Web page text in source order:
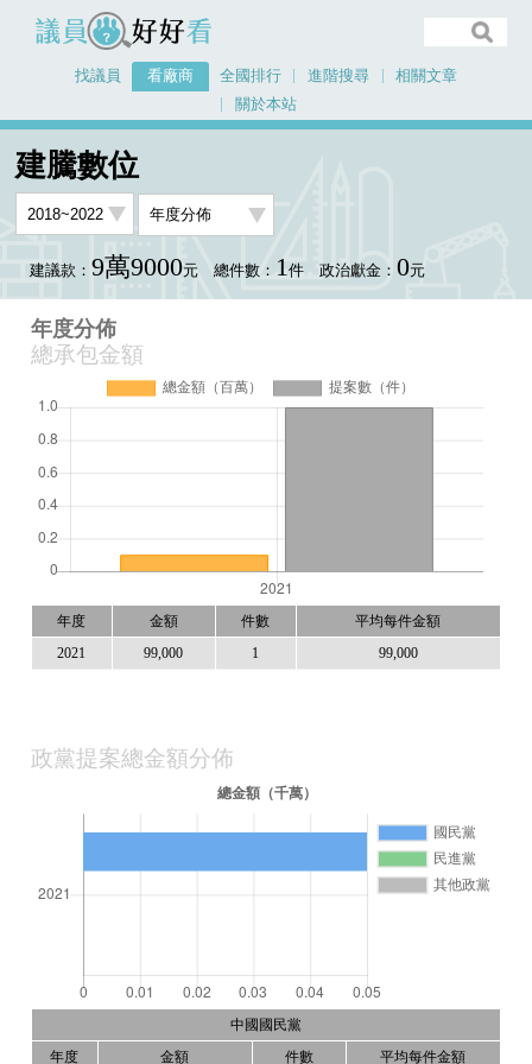
議員好好看
找議員 看廠商 全國排行 進階搜尋
相關文章
關於本站
建騰數位
建議款： 9萬9000元 總件數： 1件 政治獻金： 0元
年度分佈
總承包金額
年度 金額 件數 平均每件金額
2021 99,000 1 99,000
政黨提案總金額分佈
中國國民黨
年度 金額 件數 平均每件金額